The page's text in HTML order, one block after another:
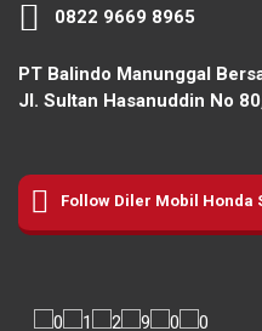
0822 9669 8965
PT Balindo Manunggal
Jl. Sultan Hasanuddin No
Follow Diler Mobil Honda